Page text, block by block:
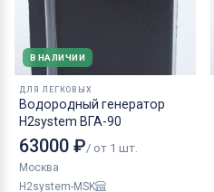
В НАЛИЧИИ
ДЛЯ ЛЕГКОВЫХ
Водородный генератор
H2system ВГА-90
63000 ₽/ от 1 шт.
Москва
H2system-MSK